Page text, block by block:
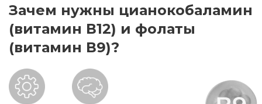
Зачем нужны цианокобаламин
(витамин В12) и фолаты
(витамин В9)?